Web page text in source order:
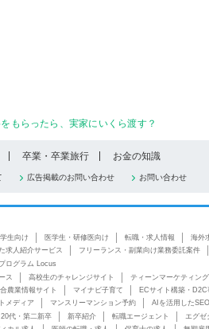
もらったら、実家にいくら渡す？
卒業・卒業旅行 お金の知識
広告掲載のお問い合わせ お問い合わせ
生向け 医学生・研修医向け 転職・求人情報 海外
求人紹介サービス フリーランス・副業向け業務委託案件
ログラム Locus
ス 高校生のチャレンジサイト ティーンマーケティン
農業情報サイト マイナビ子育て ECサイト構築・D2C
メディア マンスリーマンション予約 AIを活用した
20代・第二新卒 新卒紹介 転職エージェント エグゼ